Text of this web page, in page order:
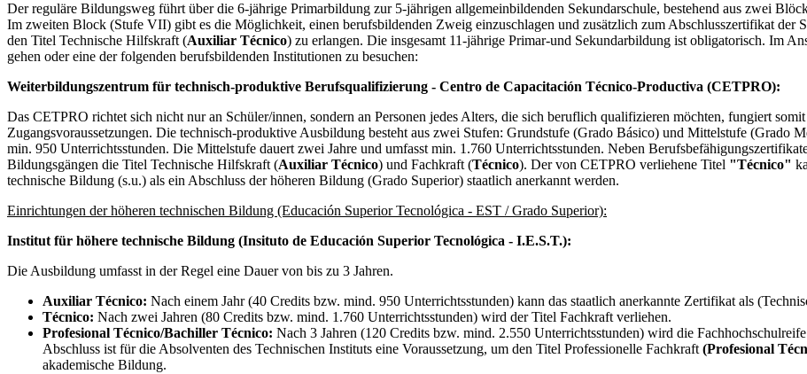
Der reguläre Bildungsweg führt über die 6-jährige Primarbildung zur 5-jährigen allgemeinbildenden Sekundarschule, bestehend aus zwei
Im zweiten Block (Stufe VII) gibt es die Möglichkeit, einen berufsbildenden Zweig einzuschlagen und zusätzlich zum Abschlusszertifikat der
den Titel Technische Hilfskraft (Auxiliar Técnico) zu erlangen. Die insgesamt 11-jährige Primar-und Sekundarbildung ist obligatorisch. Im
gehen oder eine der folgenden berufsbildenden Institutionen zu besuchen:
Weiterbildungszentrum für technisch-produktive Berufsqualifizierung - Centro de Capacitación Técnico-Productiva (CETPRO):
Das CETPRO richtet sich nicht nur an Schüler/innen, sondern an Personen jedes Alters, die sich beruflich qualifizieren möchten, fungiert
Zugangsvoraussetzungen. Die technisch-produktive Ausbildung besteht aus zwei Stufen: Grundstufe (Grado Básico) und Mittelstufe (Grado
min. 950 Unterrichtsstunden. Die Mittelstufe dauert zwei Jahre und umfasst min. 1.760 Unterrichtsstunden. Neben
Bildungsgängen die Titel Technische Hilfskraft (Auxiliar Técnico) und Fachkraft (Técnico). Der von CETPRO verliehene Titel "Técnico"
technische Bildung (s.u.) als ein Abschluss der höheren Bildung (Grado Superior) staatlich anerkannt werden.
Einrichtungen der höheren technischen Bildung (Educación Superior Tecnológica - EST / Grado Superior):
Institut für höhere technische Bildung (Insituto de Educación Superior Tecnológica - I.E.S.T.):
Die Ausbildung umfasst in der Regel eine Dauer von bis zu 3 Jahren.
Auxiliar Técnico: Nach einem Jahr (40 Credits bzw. mind. 950 Unterrichtsstunden) kann das staatlich anerkannte Zertifikat als
Técnico: Nach zwei Jahren (80 Credits bzw. mind. 1.760 Unterrichtsstunden) wird der Titel Fachkraft verliehen.
Profesional Técnico/Bachiller Técnico: Nach 3 Jahren (120 Credits bzw. mind. 2.550 Unterrichtsstunden) wird die
Abschluss ist für die Absolventen des Technischen Instituts eine Voraussetzung, um den Titel Professionelle Fachkraft (Profesional
akademische Bildung.